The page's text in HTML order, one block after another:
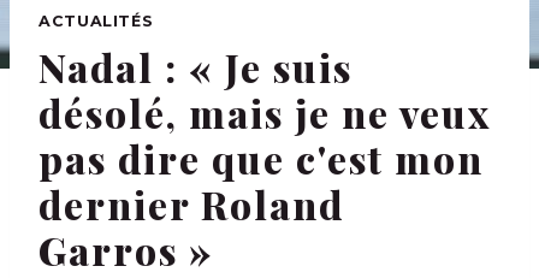
ACTUALITÉS
Nadal : « Je suis
désolé, mais je ne veux
pas dire que c'est mon
dernier Roland
Garros »